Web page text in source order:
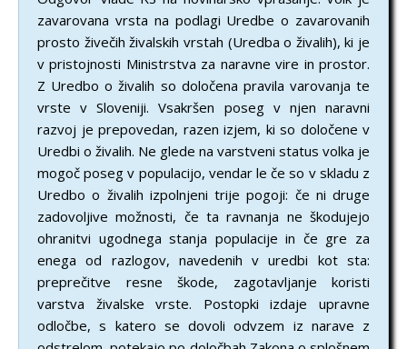
zavarovana vrsta na podlagi Uredbe o zavarovanih
prosto živečih živalskih vrstah (Uredba o živalih), ki je
v pristojnosti Ministrstva za naravne vire in prostor.
Z Uredbo o živalih so določena pravila varovanja te
vrste v Sloveniji. Vsakršen poseg v njen naravni
razvoj je prepovedan, razen izjem, ki so določene v
Uredbi o živalih. Ne glede na varstveni status volka je
mogoč poseg v populacijo, vendar le če so v skladu z
Uredbo o živalih izpolnjeni trije pogoji: če ni druge
zadovoljive možnosti, če ta ravnanja ne škodujejo
ohranitvi ugodnega stanja populacije in če gre za
enega od razlogov, navedenih v uredbi kot sta:
preprečitve resne škode, zagotavljanje koristi
varstva živalske vrste. Postopki izdaje upravne
odločbe, s katero se dovoli odvzem iz narave z